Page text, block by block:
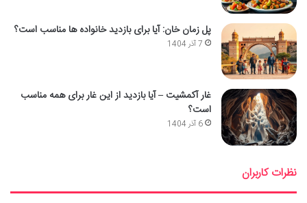
پل زمان خان: آیا برای بازدید خانواده ها مناسب است؟
7 آذر 1404
غار آکمشیت – آیا بازدید از این غار برای همه مناسب
است؟
6 آذر 1404
نظرات کاربران